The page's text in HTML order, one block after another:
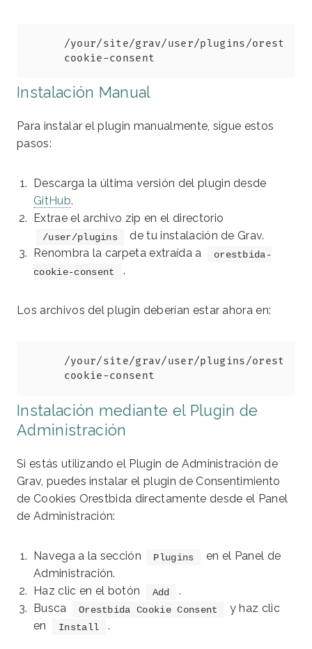
/your/site/grav/user/plugins/
cookie-consent
Instalación Manual
Para instalar el plugin manualmente, sigue estos
pasos:
Descarga la última versión del plugin desde
GitHub.
Extrae el archivo zip en el directorio
/user/plugins
de tu instalación de Grav.
Renombra la carpeta extraída a
orestbida-
cookie-consent
.
Los archivos del plugin deberían estar ahora en:
/your/site/grav/user/plugins/
cookie-consent
Instalación mediante el Plugin de
Administración
Si estás utilizando el Plugin de Administración de
Grav, puedes instalar el plugin de Consentimiento
de Cookies Orestbida directamente desde el Panel
de Administración:
Navega a la sección Plugins
en el Panel de
Administración.
Haz clic en el botón
Add
.
Busca
Orestbida Cookie Consent
y haz clic
en
Install .